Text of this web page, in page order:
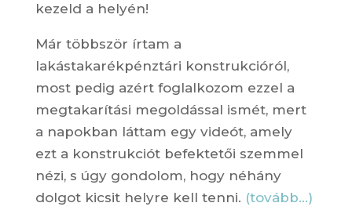
kezeld a helyén!
Már többször írtam a
lakástakarékpénztári konstrukcióról,
most pedig azért foglalkozom ezzel a
megtakarítási megoldással ismét, mert
a napokban láttam egy videót, amely
ezt a konstrukciót befektetői szemmel
nézi, s úgy gondolom, hogy néhány
dolgot kicsit helyre kell tenni. (tovább…)